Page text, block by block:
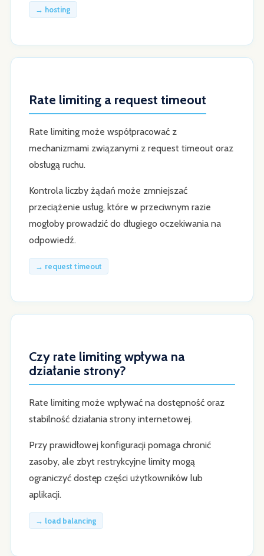
→ hosting
Rate limiting a request timeout
Rate limiting może współpracować z
mechanizmami związanymi z request timeout oraz
obsługą ruchu.
Kontrola liczby żądań może zmniejszać
przeciążenie usług, które w przeciwnym razie
mogłoby prowadzić do długiego oczekiwania na
odpowiedź.
→ request timeout
Czy rate limiting wpływa na
działanie strony?
Rate limiting może wpływać na dostępność oraz
stabilność działania strony internetowej.
Przy prawidłowej konfiguracji pomaga chronić
zasoby, ale zbyt restrykcyjne limity mogą
ograniczyć dostęp części użytkowników lub
aplikacji.
→ load balancing